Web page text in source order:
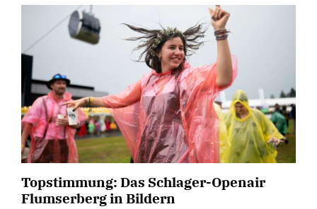
Topstimmung: Das Schlager-Openair
Flumserberg in Bildern